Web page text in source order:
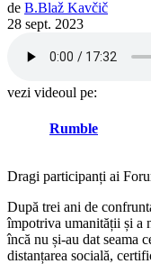
de B.Blaž Kavčič
28 sept. 2023
vezi videoul pe:
Rumble
Dragi participanți ai
După trei ani de
împotriva umanității și a
încă nu și-au dat seama
distanțarea socială,